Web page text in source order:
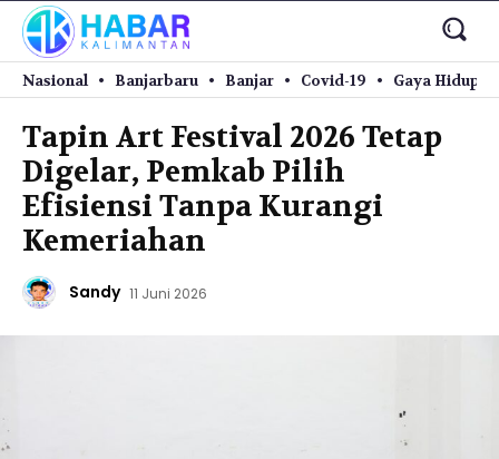
Nasional Banjarbaru Banjar Covid-19 Gaya Hidup
Tapin Art Festival 2026 Tetap
Digelar, Pemkab Pilih
Efisiensi Tanpa Kurangi
Kemeriahan
Sandy 11 Juni 2026